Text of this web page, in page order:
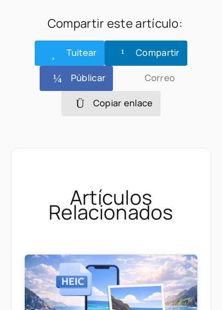
Compartir este artículo:
Tuitear Compartir
Públicar Correo
Copiar enlace
Artículos
Relacionados